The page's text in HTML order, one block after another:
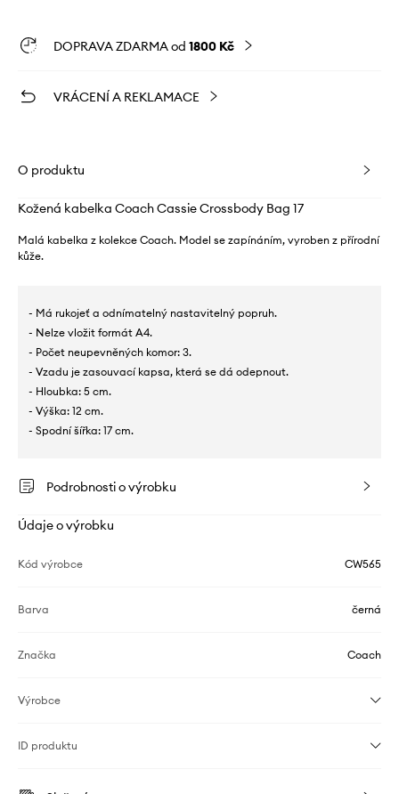
DOPRAVA ZDARMA od 1800 Kč
VRÁCENÍ A REKLAMACE
O produktu
Kožená kabelka Coach Cassie Crossbody Bag 17
Malá kabelka z kolekce Coach. Model se zapínáním, vyroben z přírodní
kůže.
- Má rukojeť a odnímatelný nastavitelný popruh.
- Nelze vložit formát A4.
- Počet neupevněných komor: 3.
- Vzadu je zasouvací kapsa, která se dá odepnout.
- Hloubka: 5 cm.
- Výška: 12 cm.
- Spodní šířka: 17 cm.
Podrobnosti o výrobku
Údaje o výrobku
Kód výrobce CW565
Barva černá
Značka Coach
Výrobce
ID produktu